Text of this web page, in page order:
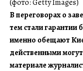
(фото: Getty Images)
В переговорах о
тем стали гарантии
именно обещают
действенными
материале